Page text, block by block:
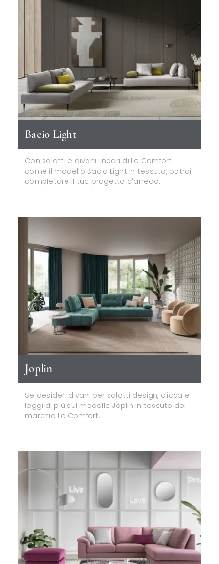
Bacio Light
Con salotti e divani lineari di Le Comfort
come il modello Bacio Light in tessuto, potrai
completare il tuo progetto d'arredo.
Joplin
Se desideri divani per salotti design, clicca e
leggi di più sul modello Joplin in tessuto del
marchio Le Comfort.